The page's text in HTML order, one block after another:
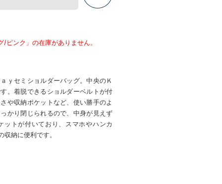
ピンク」の在庫がありません。
ｙセミショルダーバッグ。中央のＫ
。着脱できるショルダーベルトが付
や収納ポケットなど、使い勝手のよ
かり閉じられるので、中身が見えず
ットが付いており、スマホやハンカ
納に便利です。